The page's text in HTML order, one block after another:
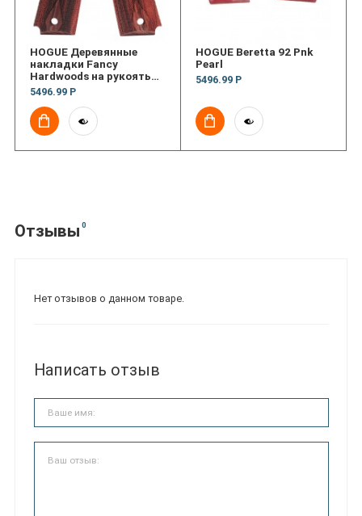
HOGUE Деревянные
накладки Fancy
Hardwoods на рукоять
пистолета 1911
(текстура)
5496.99 Р
HOGUE Beretta 92 Pnk
Pearl
5496.99 Р
Отзывы 0
Нет отзывов о данном товаре.
Написать отзыв